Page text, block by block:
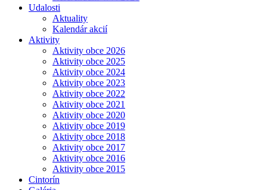
Udalosti
Aktuality
Kalendár akcií
Aktivity
Aktivity obce 2026
Aktivity obce 2025
Aktivity obce 2024
Aktivity obce 2023
Aktivity obce 2022
Aktivity obce 2021
Aktivity obce 2020
Aktivity obce 2019
Aktivity obce 2018
Aktivity obce 2017
Aktivity obce 2016
Aktivity obce 2015
Cintorín